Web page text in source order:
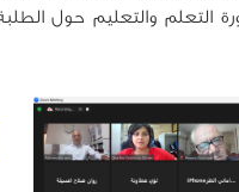
والتعليم حول